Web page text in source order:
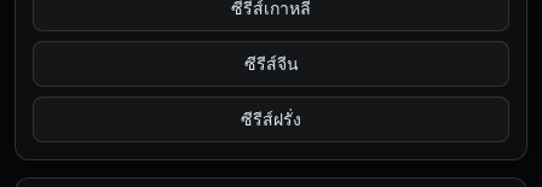
ซีรีส์เกาหลี
ซีรีส์จีน
ซีรีส์ฝรั่ง